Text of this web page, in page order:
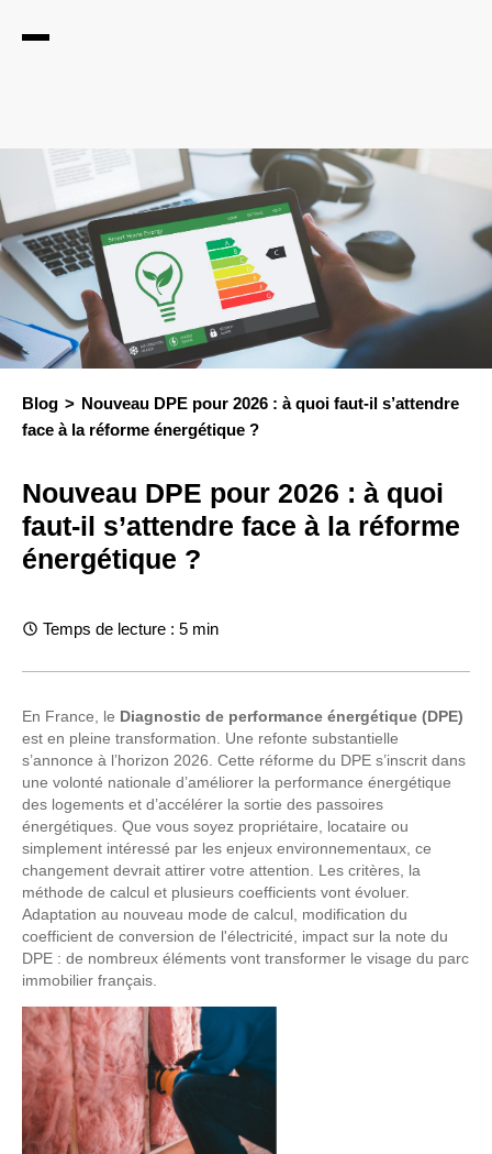
Blog
Nouveau DPE pour 2026 : à quoi faut-il s’attendre
face à la réforme énergétique ?
Nouveau DPE pour 2026 : à quoi
faut-il s’attendre face à la réforme
énergétique ?
Temps de lecture : 5 min
En France, le Diagnostic de performance énergétique (DPE)
est en pleine transformation. Une refonte substantielle
s’annonce à l’horizon 2026. Cette réforme du DPE s’inscrit dans
une volonté nationale d’améliorer la performance énergétique
des logements et d’accélérer la sortie des passoires
énergétiques. Que vous soyez propriétaire, locataire ou
simplement intéressé par les enjeux environnementaux, ce
changement devrait attirer votre attention. Les critères, la
méthode de calcul et plusieurs coefficients vont évoluer.
Adaptation au nouveau mode de calcul, modification du
coefficient de conversion de l'électricité, impact sur la note du
DPE : de nombreux éléments vont transformer le visage du parc
immobilier français.